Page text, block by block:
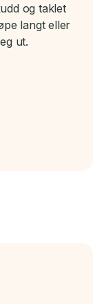
og taklet
langt eller
ut.